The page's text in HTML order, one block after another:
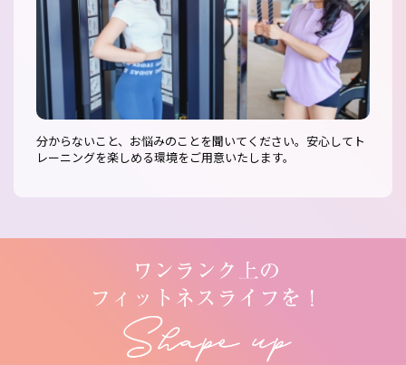
分からないこと、お悩みのことを聞いてください。安心してト
レーニングを楽しめる環境をご用意いたします。